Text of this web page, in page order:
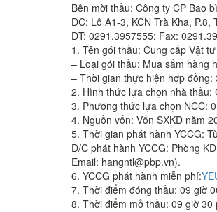
Bên mời thầu: Công ty CP Bao
ĐC: Lô A1-3, KCN Trà Kha, P.8,
ĐT: 0291.3957555; Fax:
1. Tên gói thầu: Cung cấp Vật
– Loại gói thầu: Mua sắm hàng
– Thời gian thực hiện hợp đồng:
2. Hình thức lựa chọn nhà thầu:
3. Phương thức lựa chọn NCC:
4. Nguồn vốn: Vốn SXKD năm
5. Thời gian phát hành YCCG:
Đ/C phát hành YCCG: Phòng
Email: hangntl@pbp.vn).
6. YCCG phát hành miễn phí:
7. Thời điểm đóng thầu: 09 giờ
8. Thời điểm mở thầu: 09 giờ 30